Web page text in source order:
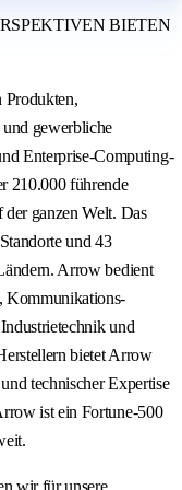
BIETEN
Produkten,
gewerbliche
Enterprise-Computing-
210.000 führende
ganzen Welt. Das
und 43
Arrow bedient
Kommunikations-
und
bietet Arrow
technischer Expertise
ist ein Fortune-500